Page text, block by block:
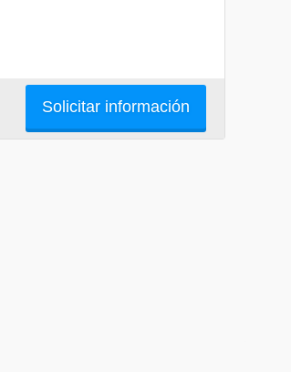
Solicitar información